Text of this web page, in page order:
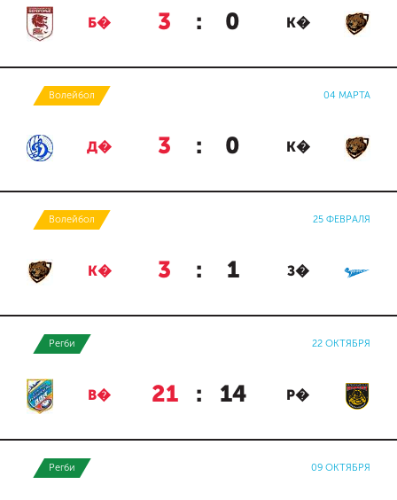
Б� 3 : 0 К�
Волейбол 04 МАРТА
Д� 3 : 0 К�
Волейбол 25 ФЕВРАЛЯ
К� 3 : 1 З�
Регби 22 ОКТЯБРЯ
В� 21 : 14 Р�
Регби 09 ОКТЯБРЯ